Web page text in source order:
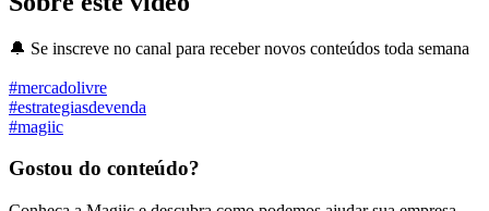
🔔 Se inscreve no canal para receber novos conteúdos toda semana
#mercadolivre
#estrategiasdevenda
#magiic
Gostou do conteúdo?